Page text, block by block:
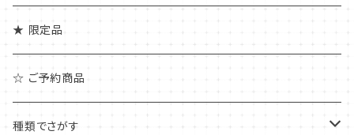
★ 限定品
☆ ご予約商品
種類でさがす